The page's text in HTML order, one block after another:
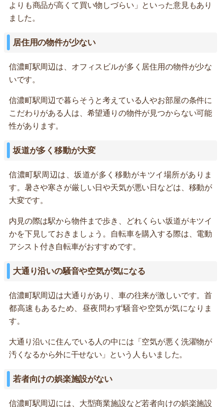
よりも商品が高くて買い物しづらい」といった意見もあり
ました。
居住用の物件が少ない
信濃町駅周辺は、オフィスビルが多く居住用の物件が少な
いです。
信濃町駅周辺で暮らそうと考えている人やお部屋の条件に
こだわりがある人は、希望通りの物件が見つからない可能
性があります。
坂道が多く移動が大変
信濃町駅周辺は、坂道が多く移動がキツイ場所がありま
す。暑さや寒さが厳しい日や天気が悪い日などは、移動が
大変です。
内見の際は駅から物件まで歩き、どれくらい坂道がキツイ
かを下見しておきましょう。自転車を購入する際は、電動
アシスト付き自転車がおすすめです。
大通り沿いの騒音や空気が気になる
信濃町駅周辺は大通りがあり、車の往来が激しいです。首
都高速もあるため、昼夜問わず騒音や空気が気になりま
す。
大通り沿いに住んでいる人の中には「空気が悪く洗濯物が
汚くなるから外に干せない」という人もいました。
若者向けの娯楽施設がない
信濃町駅周辺には、大型商業施設など若者向けの娯楽施設